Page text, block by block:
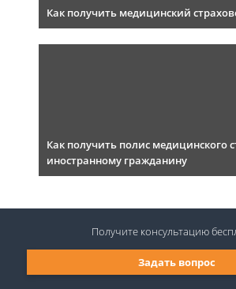
Как получить медицинский
Как получить полис медицинского
иностранному гражданину
Задать вопрос
Получите консультацию